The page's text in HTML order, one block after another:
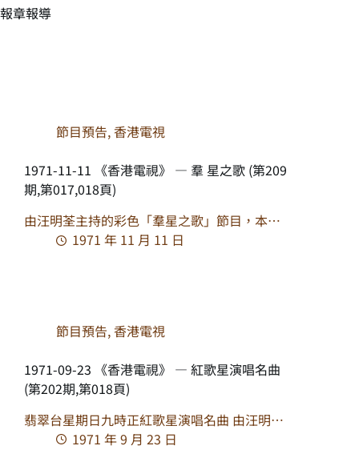
節目預告,香港電視
1971-11-11 《香港電視》 — 羣 星之歌 (第209
期,第017,018頁)
由汪明荃主持的彩色「羣星之歌」節目，本…
1971 年 11 月 11 日
節目預告,香港電視
1971-09-23 《香港電視》 — 紅歌星演唱名曲
(第202期,第018頁)
翡翠台星期日九時正紅歌星演唱名曲 由汪明…
1971 年 9 月 23 日
報章報導